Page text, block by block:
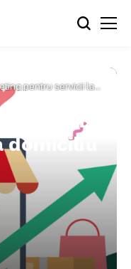
pentru servicii la